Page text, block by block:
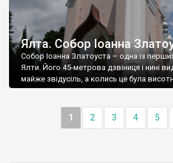
Ялта. Собор Іоанна
Собор Іоанна Златоуста – одна із
Ялти. Його 45-метрова дзвіниця і нині
майже звідусіль, а колись це була
1 2 3 4 5